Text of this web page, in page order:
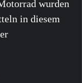
wurden
in diesem